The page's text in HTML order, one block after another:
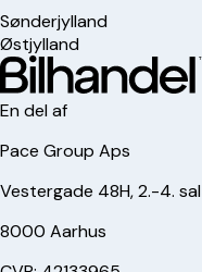
Sønderjylland
Østjylland
En del af
Pace Group Aps
Vestergade 48H, 2.-4. sal
8000 Aarhus